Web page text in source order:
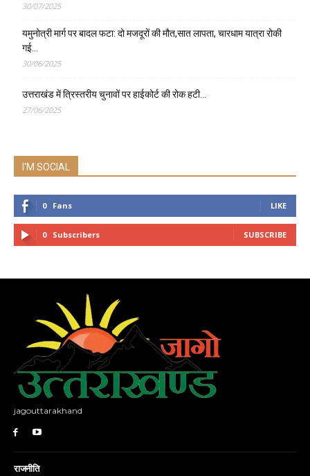
30/07/2025
यमुनोत्री मार्ग पर बादल फटा: दो मजदूरों की मौत,सात लापता, चारधाम यात्रा रोकी
गई…
30/06/2025
उत्तराखंड में त्रिस्तरीय चुनावों पर हाईकोर्ट की रोक हटी…
27/06/2025
I'M SOCIAL
0 Fans LIKE
0 Subscribers SUBSCRIBE
jagouttarakhand
राजनीति